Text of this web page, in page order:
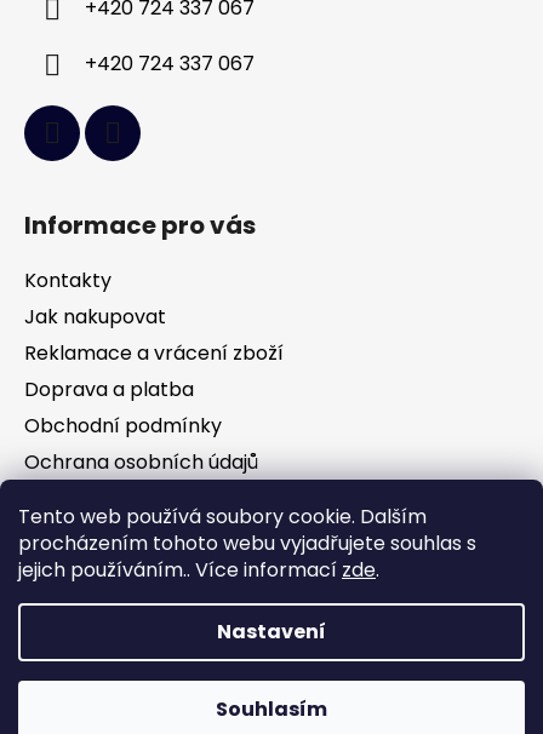
Tento web používá soubory cookie. Dalším
procházením tohoto webu vyjadřujete souhlas s
jejich používáním.. Více informací zde.
Nastavení
Souhlasím
+420 724 337 067
+420 724 337 067
Informace pro vás
Kontakty
Jak nakupovat
Reklamace a vrácení zboží
Doprava a platba
Obchodní podmínky
Ochrana osobních údajů
Facebook
Vytvořil Shoptet
Jezírka Kezoj